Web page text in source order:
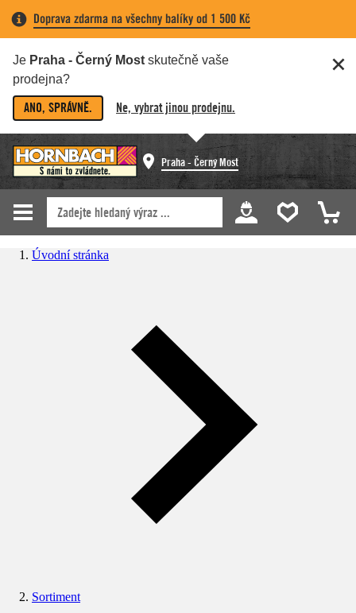
Doprava zdarma na všechny balíky od 1 500 Kč
Je Praha - Černý Most skutečně vaše
prodejna?
ANO, SPRÁVNĚ. Ne, vybrat jinou prodejnu.
Praha - Černý Most
Úvodní stránka
Sortiment